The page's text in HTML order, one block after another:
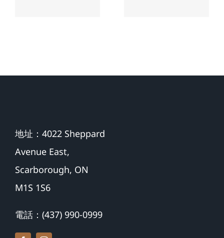
地址：4022 Sheppard
Avenue East,
Scarborough, ON
M1S 1S6
電話：(437) 990-0999